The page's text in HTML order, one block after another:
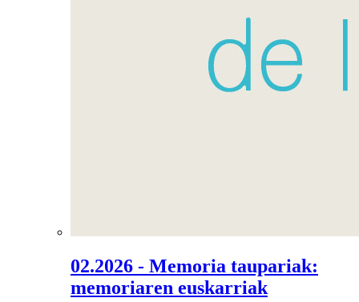
02.2026 - Memoria taupariak:
memoriaren euskarriak